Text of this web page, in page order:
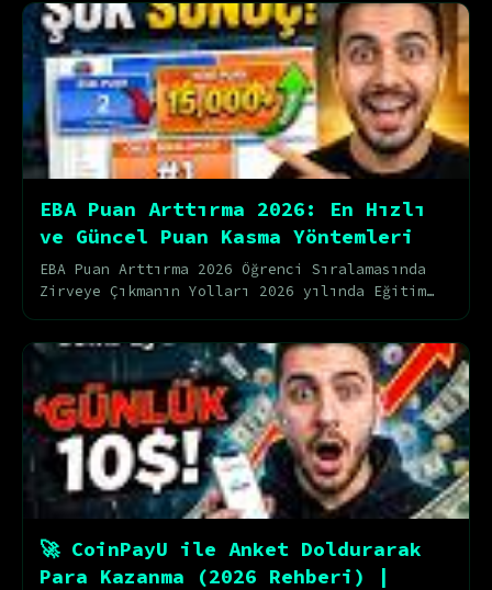
EBA Puan Arttırma 2026: En Hızlı
ve Güncel Puan Kasma Yöntemleri
EBA Puan Arttırma 2026 Öğrenci Sıralamasında
Zirveye Çıkmanın Yolları 2026 yılında Eğitim
🚀 CoinPayU ile Anket Doldurarak
Para Kazanma (2026 Rehberi) |